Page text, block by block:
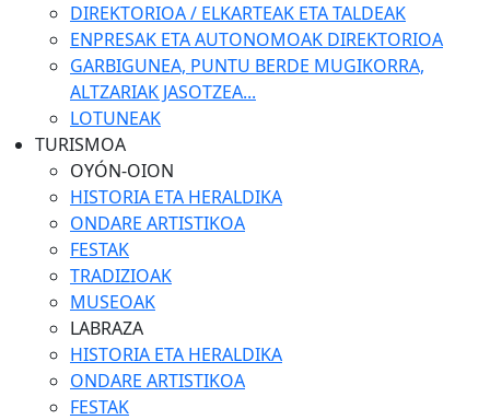
DIREKTORIOA / ELKARTEAK ETA TALDEAK
ENPRESAK ETA AUTONOMOAK DIREKTORIOA
GARBIGUNEA, PUNTU BERDE MUGIKORRA,
ALTZARIAK JASOTZEA...
LOTUNEAK
TURISMOA
OYÓN-OION
HISTORIA ETA HERALDIKA
ONDARE ARTISTIKOA
FESTAK
TRADIZIOAK
MUSEOAK
LABRAZA
HISTORIA ETA HERALDIKA
ONDARE ARTISTIKOA
FESTAK